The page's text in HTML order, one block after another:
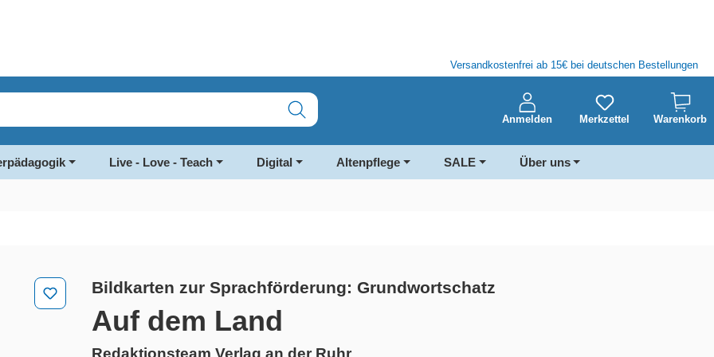
Versandkostenfrei ab 15€ bei deutschen Bestellungen
Anmelden Merkzettel Warenkorb
Live - Love - Teach Digital Altenpflege SALE Über uns
Bildkarten zur Sprachförderung: Grundwortschatz
Auf dem Land
Redaktionsteam Verlag an der Ruhr